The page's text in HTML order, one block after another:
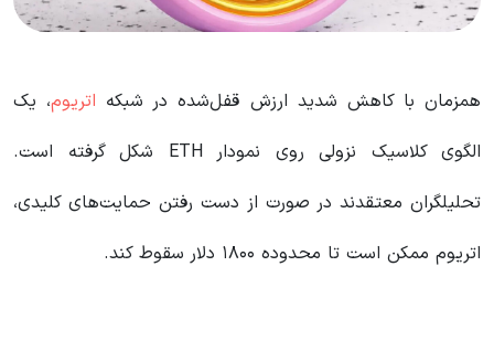
همزمان با کاهش شدید ارزش قفل‌شده در شبکه اتریوم، یک
الگوی کلاسیک نزولی روی نمودار ETH شکل گرفته است.
تحلیلگران معتقدند در صورت از دست رفتن حمایت‌های کلیدی،
اتریوم ممکن است تا محدوده ۱۸۰۰ دلار سقوط کند.